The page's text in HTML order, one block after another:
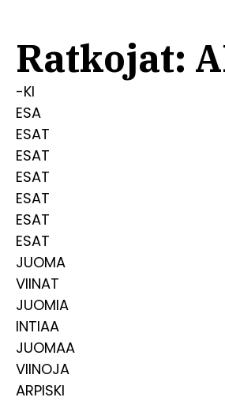
Ratkojat:
-KI
ESA
ESAT
ESAT
ESAT
ESAT
ESAT
ESAT
JUOMA
VIINAT
JUOMIA
INTIAA
JUOMAA
VIINOJA
ARPISKI